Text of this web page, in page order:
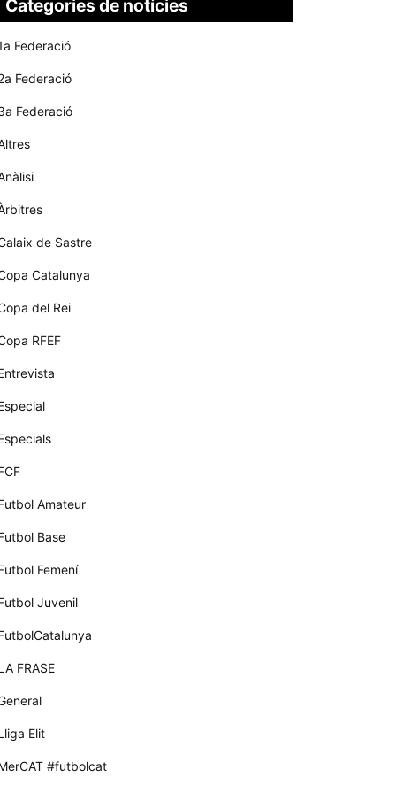
Categories de notícies
Federació
Federació
Federació
de Sastre
Catalunya
del Rei
RFEF
Amateur
Base
Femení
Juvenil
FRASE
Elit
#futbolcat